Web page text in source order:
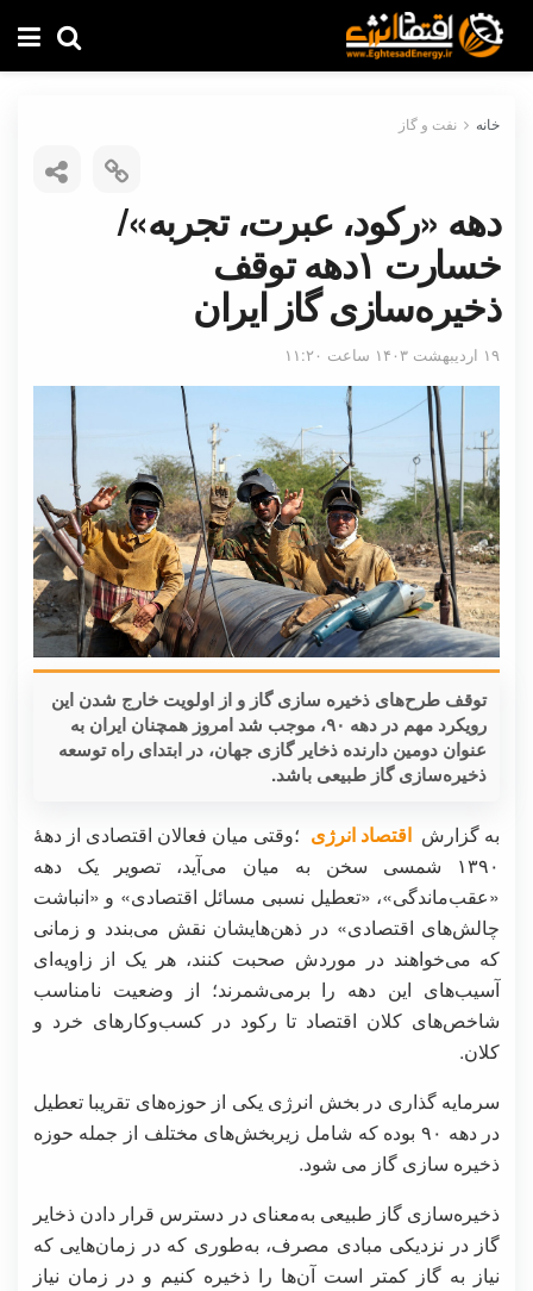
خانه نفت و گاز
دهه «رکود، عبرت، تجربه»/
خسارت ۱دهه توقف
ذخیره‌سازی گاز ایران
۱۹ اردیبهشت ۱۴۰۳ ساعت ۱۱:۲۰
توقف طرح‌های ذخیره سازی گاز و از اولویت خارج شدن این
رویکرد مهم در دهه ۹۰، موجب شد امروز همچنان ایران به
عنوان دومین دارنده ذخایر گازی جهان، در ابتدای راه توسعه
ذخیره‌سازی گاز طبیعی باشد.
به گزارشاقتصاد انرژی ؛وقتی میان فعالان اقتصادی از دهۀ
۱۳۹۰ شمسی سخن به میان می‌آید، تصویر یک دهه
«عقب‌ماندگی»، «تعطیل نسبی مسائل اقتصادی» و «انباشت
چالش‌های اقتصادی» در ذهن‌هایشان نقش می‌بندد و زمانی
که می‌خواهند در موردش صحبت کنند، هر یک از زاویه‌ای
آسیب‌های این دهه را برمی‌شمرند؛ از وضعیت نامناسب
شاخص‌های کلان اقتصاد تا رکود در کسب‌و‌کارهای خرد و
کلان.
سرمایه گذاری در بخش انرژی یکی از حوزه‌های تقریبا تعطیل
در دهه ۹۰ بوده که شامل زیربخش‌های مختلف از جمله حوزه
ذخیره سازی گاز می شود.
ذخیره‌سازی گاز طبیعی به‌معنای در دسترس قرار دادن ذخایر
گاز در نزدیکی مبادی مصرف، به‌طوری که در زمان‌هایی که
نیاز به گاز کمتر است آن‌ها را ذخیره کنیم و در زمان نیاز